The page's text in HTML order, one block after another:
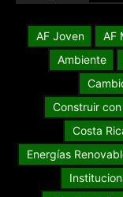
AF Joven AF
Ambiente
Construir
Costa
Energías